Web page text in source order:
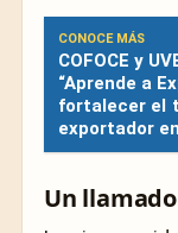
CONOCE MÁS
COFOCE y
“Aprende a
fortalecer el
exportador
Un